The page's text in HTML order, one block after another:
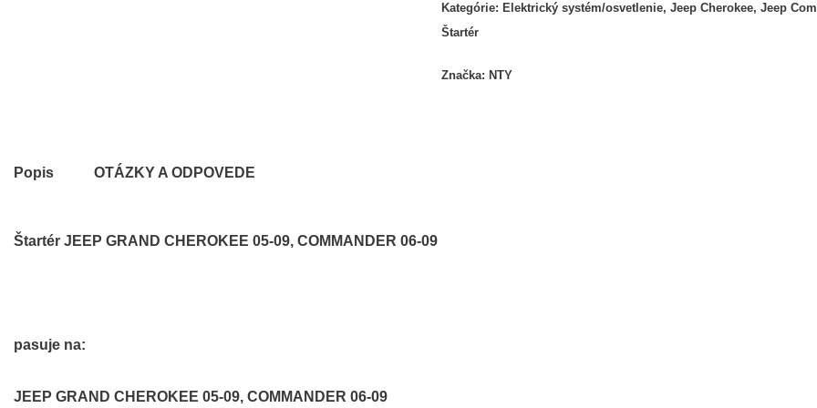
Kategórie: Elektrický systém/osvetlenie,Jeep Cherokee,Jeep
Štartér
Značka: NTY
Popis OTÁZKY A ODPOVEDE
Štartér JEEP GRAND CHEROKEE 05-09, COMMANDER 06-09
pasuje na:
JEEP GRAND CHEROKEE 05-09, COMMANDER 06-09